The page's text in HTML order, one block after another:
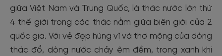
giữa Việt Nam và Trung Quốc, là thác nước lớn thứ
4 thế giới trong các thác nằm giữa biên giới của 2
quốc gia. Với vẻ đẹp hùng vĩ và thơ mộng của dòng
thác đổ, dòng nước chảy êm đềm, trong xanh khi